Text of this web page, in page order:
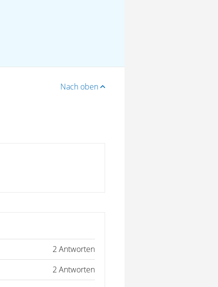
Nach oben
2 Antworten
2 Antworten